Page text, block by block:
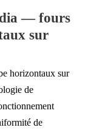
— fours
sur
horizontaux sur
de
de